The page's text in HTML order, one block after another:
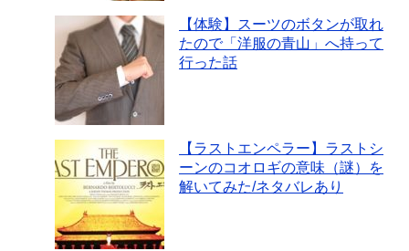
【体験】スーツのボタンが取れ
たので「洋服の青山」へ持って
行った話
【ラストエンペラー】ラストシ
ーンのコオロギの意味（謎）を
解いてみた/ネタバレあり